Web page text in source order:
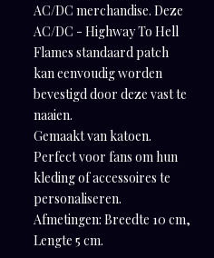
AC/DC merchandise. Deze
AC/DC - Highway To Hell
Flames standaard patch
kan eenvoudig worden
bevestigd door deze vast te
naaien.
Gemaakt van katoen.
Perfect voor fans om hun
kleding of accessoires te
personaliseren.
Afmetingen: Breedte 10 cm,
Lengte 5 cm.